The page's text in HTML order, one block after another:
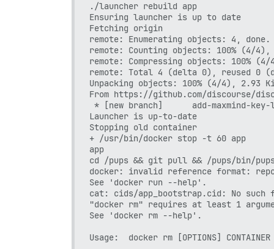
./launcher rebuild app
Ensuring launcher is up to date
Fetching origin
remote: Enumerating objects: 4, done.
remote: Counting objects: 100% (4/4),
remote: Compressing objects: 100%
remote: Total 4 (delta 0), reused 0
Unpacking objects: 100% (4/4), 2.93
From https://github.com/discourse/
* [new branch]      add-maxmind-
Launcher is up-to-date
Stopping old container
+ /usr/bin/docker stop -t 60 app
app
cd /pups && git pull && /pups/bin/
docker: invalid reference format:
See 'docker run --help'.
cat: cids/app_bootstrap.cid: No
"docker rm" requires at least 1
See 'docker rm --help'.
Usage:  docker rm [OPTIONS]